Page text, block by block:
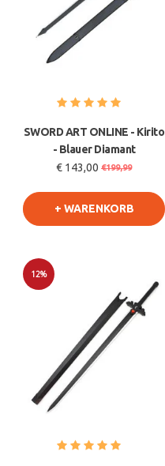
SWORD ART ONLINE - Kirito
- Blauer Diamant
€ 143,00 €199,99
+ WARENKORB
12%